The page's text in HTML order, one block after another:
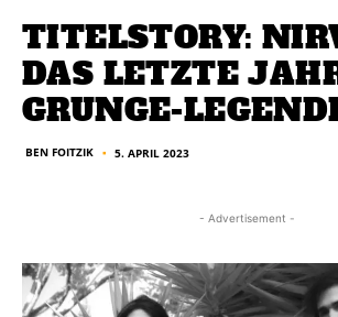
TITELSTORY:
DAS LETZTE
GRUNGE-
BEN FOITZIK ■ 5. APRIL 2023
- Advertisement -